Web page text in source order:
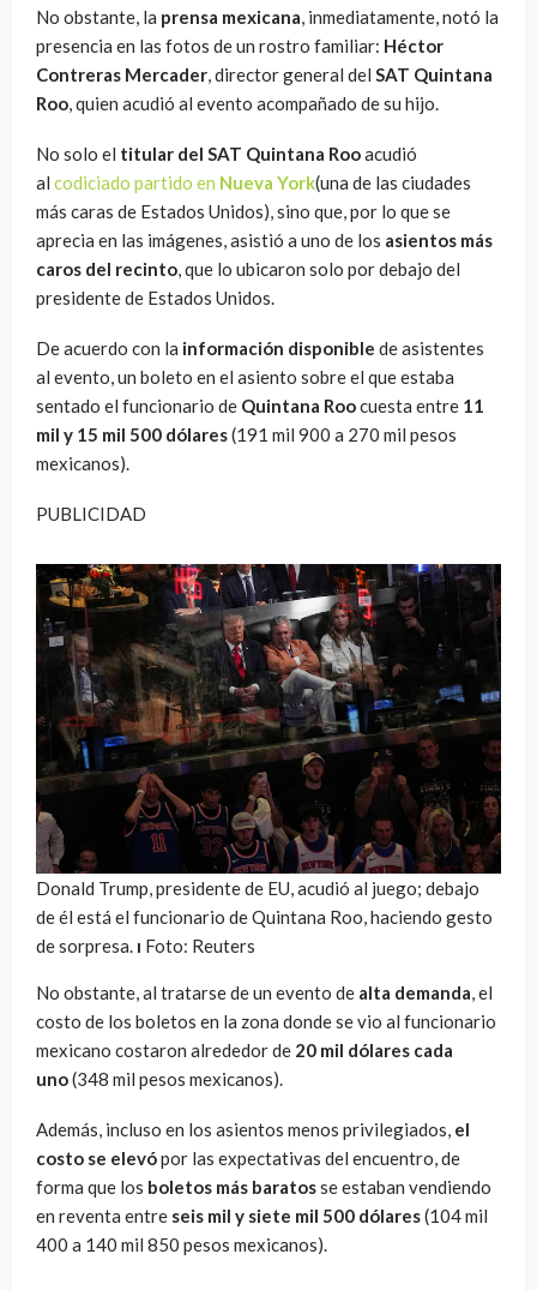
No obstante, la prensa mexicana, inmediatamente, notó la
presencia en las fotos de un rostro familiar: Héctor
Contreras Mercader, director general del SAT Quintana
Roo, quien acudió al evento acompañado de su hijo.
No solo el titular del SAT Quintana Rooacudió
al codiciado partido en Nueva York(una de las ciudades
más caras de Estados Unidos), sino que, por lo que se
aprecia en las imágenes, asistió a uno de los asientos más
caros del recinto, que lo ubicaron solo por debajo del
presidente de Estados Unidos.
De acuerdo con la información disponible de asistentes
al evento, un boleto en el asiento sobre el que estaba
sentado el funcionario de Quintana Roocuesta entre 11
mil y 15 mil 500 dólares(191 mil 900 a 270 mil pesos
mexicanos).
PUBLICIDAD
Donald Trump, presidente de EU, acudió al juego; debajo
de él está el funcionario de Quintana Roo, haciendo gesto
de sorpresa. ı Foto: Reuters
No obstante, al tratarse de un evento de alta demanda, el
costo de los boletos en la zona donde se vio al funcionario
mexicano costaron alrededor de 20 mil dólares cada
uno(348 mil pesos mexicanos).
Además, incluso en los asientos menos privilegiados, el
costo se elevópor las expectativas del encuentro, de
forma que los boletos más baratosse estaban vendiendo
en reventa entre seis mil y siete mil 500 dólares(104 mil
400 a 140 mil 850 pesos mexicanos).